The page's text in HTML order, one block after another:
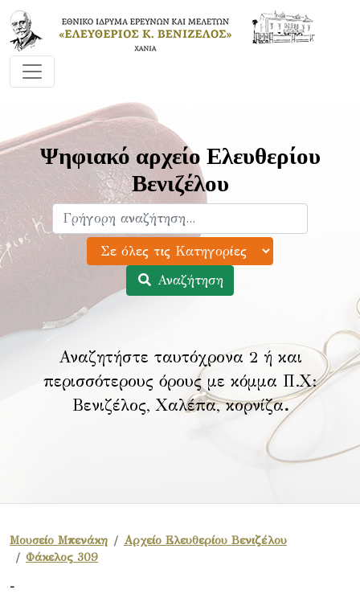
Ψηφιακό αρχείο Ελευθερίου
Βενιζέλου
Αναζήτηση
Αναζητήστε ταυτόχρονα 2 ή και
περισσότερους όρους με κόμμα Π.Χ:
Βενιζέλος, Χαλέπα, κορνίζα.
Μουσείο Μπενάκη
Αρχείο Ελευθερίου Βενιζέλου
Φάκελος 309
-